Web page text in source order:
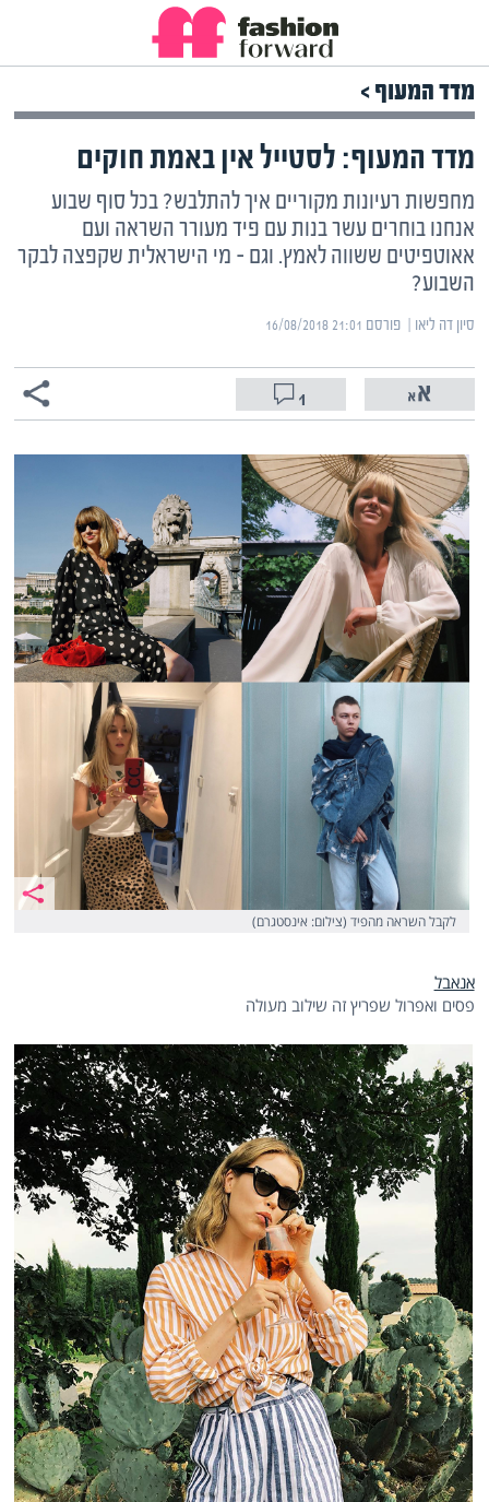
מדד המעוף >
מדד המעוף: לסטייל אין באמת חוקים
מחפשות רעיונות מקוריים איך להתלבש? בכל סוף שבוע
אנחנו בוחרים עשר בנות עם פיד מעורר השראה ועם
אאוטפיטים ששווה לאמץ. וגם – מי הישראלית שקפצה לבקר
השבוע?
סיון דה ליאו | ‏פורסם ‎16/08/2018 21:01
1
לקבל השראה מהפיד (צילום: אינסטגרם)
אנאבל
פסים ואפרול שפריץ זה שילוב מעולה